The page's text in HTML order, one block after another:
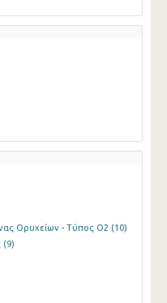
Ορυχείων - Τύπος Ο2 (10)
(9)